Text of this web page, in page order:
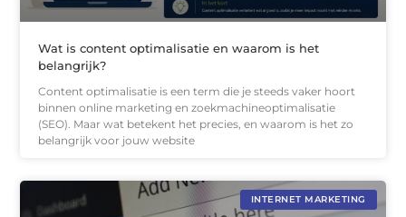
Wat is content optimalisatie en waarom is het
belangrijk?
Content optimalisatie is een term die je steeds vaker hoort
binnen online marketing en zoekmachineoptimalisatie
(SEO). Maar wat betekent het precies, en waarom is het zo
belangrijk voor jouw website
INTERNET MARKETING